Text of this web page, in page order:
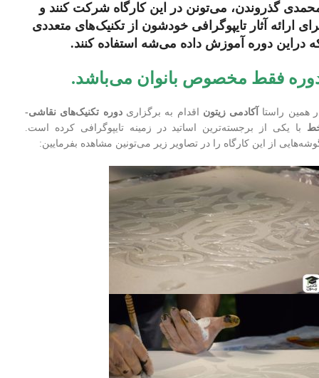
گذروندن، می‌تونن در این کارگاه شرکت کنند و
ارائه آثار تایپوگرافی خودشون از تکنیک‌های متعددی
دراین دوره آموزش داده می‌شه استفاده کنند.
فقط مخصوص بانوان می‌باشد.
همین راستا آکادمی زیتون اقدام به برگزاری دوره تکنیک‌های نقاشی-
با یکی از برجسته‌ترین اساتید در زمینه تایپوگرافی کرده است.
از این کارگاه را در تصاویر زیر می‌تونین مشاهده بفرمایین: